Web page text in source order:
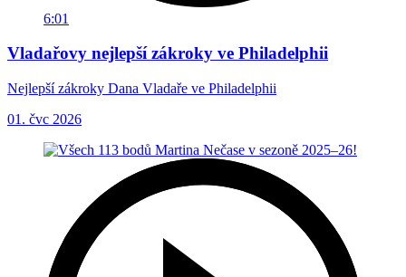
6:01
Vladařovy nejlepší zákroky ve Philadelphii
Nejlepší zákroky Dana Vladaře ve Philadelphii
01. čvc 2026